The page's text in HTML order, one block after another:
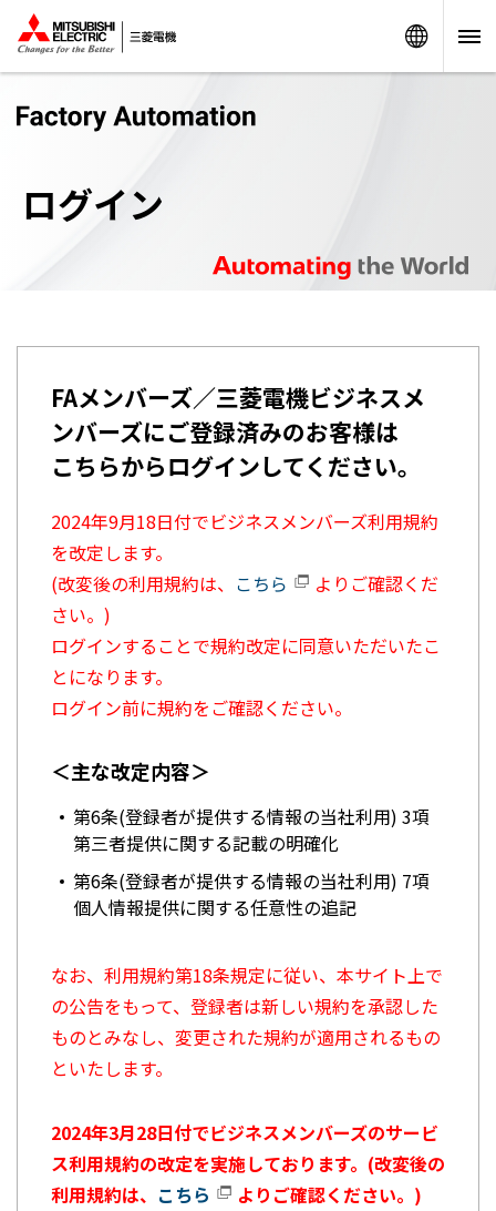
ログイン
FAメンバーズ／三菱電機ビジネスメ
ンバーズにご登録済みのお客様は
こちらからログインしてください。
2024年9月18日付でビジネスメンバーズ利用規約
を改定します。
(改変後の利用規約は、 こちら
よりご確認くだ
さい。)
ログインすることで規約改定に同意いただいたこ
とになります。
ログイン前に規約をご確認ください。
＜主な改定内容＞
第6条(登録者が提供する情報の当社利用) 3項
第三者提供に関する記載の明確化
第6条(登録者が提供する情報の当社利用) 7項
個人情報提供に関する任意性の追記
なお、利用規約第18条規定に従い、本サイト上で
の公告をもって、登録者は新しい規約を承認した
ものとみなし、変更された規約が適用されるもの
といたします。
2024年3月28日付でビジネスメンバーズのサービ
ス利用規約の改定を実施しております。(改変後の
利用規約は、 こちら
よりご確認ください。)